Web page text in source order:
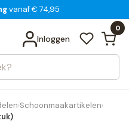
besteld
vanaf € 74,95
Inloggen
0
Bekijk alle resultaten
›Schoonmaakartikelen›